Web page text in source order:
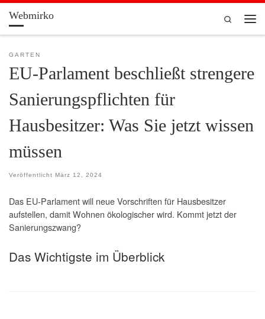
Zum Inhalt springen
Webmirko
Search
GARTEN
EU-Parlament beschließt strengere
Sanierungspflichten für
Hausbesitzer: Was Sie jetzt wissen
müssen
Veröffentlicht März 12, 2024
Das EU-Parlament will neue Vorschriften für Hausbesitzer
aufstellen, damit Wohnen ökologischer wird. Kommt jetzt der
Sanierungszwang?
Das Wichtigste im Überblick